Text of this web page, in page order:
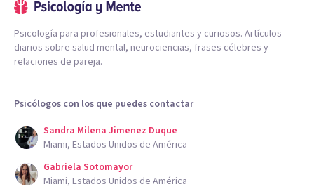
Psicología para profesionales, estudiantes y curiosos. Artículos
diarios sobre salud mental, neurociencias, frases célebres y
relaciones de pareja.
Psicólogos con los que puedes contactar
Sandra Milena Jimenez Duque
Miami, Estados Unidos de América
Gabriela Sotomayor
Miami, Estados Unidos de América